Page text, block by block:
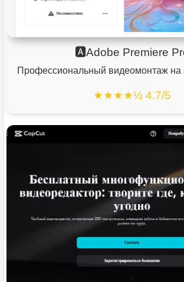
🅰️Adobe Premiere
Профессиональный видеомонтаж на
★★★★½ 4.7/5